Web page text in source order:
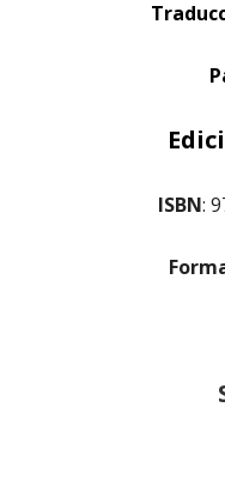
ISBN: